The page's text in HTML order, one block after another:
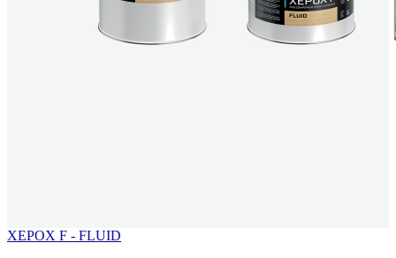
XEPOX F - FLUID